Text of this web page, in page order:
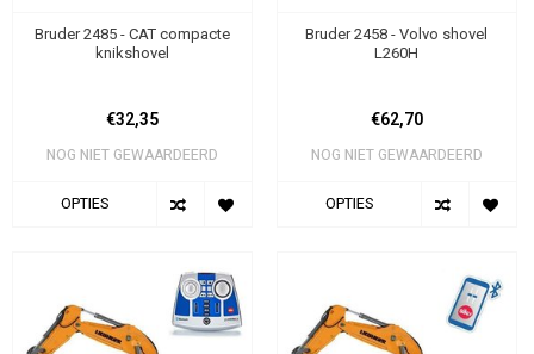
Bruder 2485 - CAT compacte
knikshovel
€32,35
NOG NIET GEWAARDEERD
OPTIES
Bruder 2458 - Volvo shovel
L260H
€62,70
NOG NIET GEWAARDEERD
OPTIES